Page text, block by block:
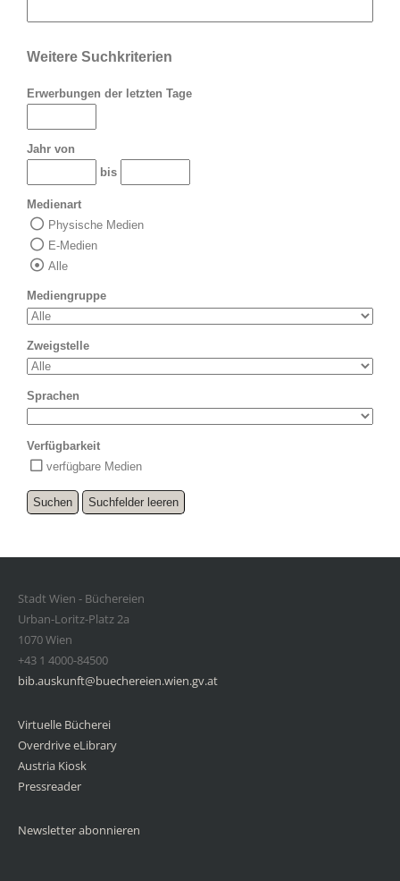
Weitere Suchkriterien
Erwerbungen der letzten Tage
Jahr von
bis
Medienart
Physische Medien
E-Medien
Alle
Mediengruppe
Zweigstelle
Sprachen
Verfügbarkeit
verfügbare Medien
Stadt Wien - Büchereien
Urban-Loritz-Platz 2a
1070 Wien
+43 1 4000-84500
bib.auskunft@buechereien.wien.gv.at
Virtuelle Bücherei
Overdrive eLibrary
Austria Kiosk
Pressreader
Newsletter abonnieren